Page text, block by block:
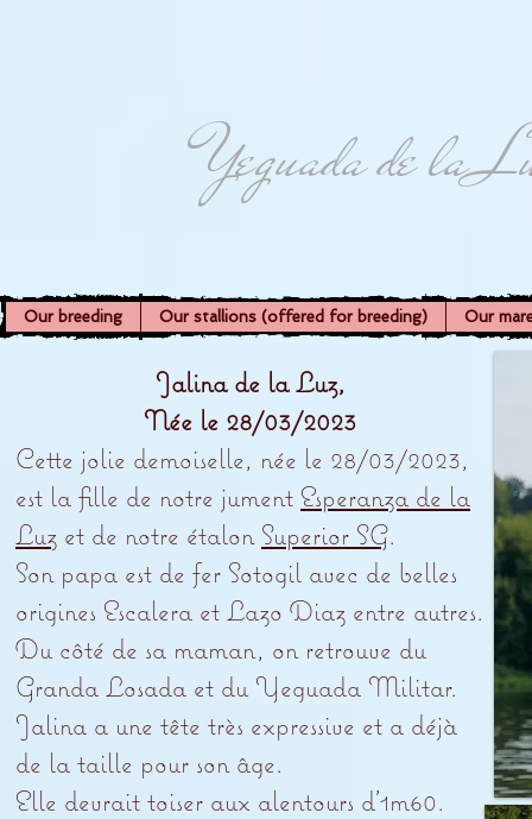
Yeguada de la
Our breeding Our stallions (offered for breeding) Our
Jalina de la Luz,
Née le 28/03/2023
Cette jolie demoiselle, née le 28/03/2023,
est la fille de notre jument Esperanza de la
Luz et de notre étalon Superior SG.
Son papa est de fer Sotogil avec de belles
origines Escalera et Lazo Diaz entre autres.
Du côté de sa maman, on retrouve du
Granda Losada et du Yeguada Militar.
Jalina a une tête très expressive et a déjà
de la taille pour son âge.
Elle devrait toiser aux alentours d’1m60.